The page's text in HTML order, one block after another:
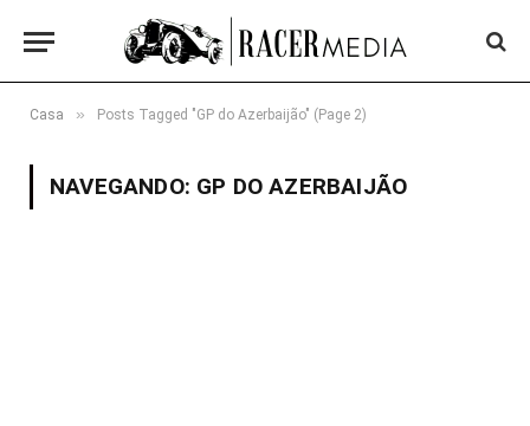
Casa » Posts Tagged "GP do Azerbaijão" (Page 2)
NAVEGANDO: GP DO AZERBAIJÃO